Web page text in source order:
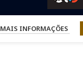
MAIS INFORMAÇÕES